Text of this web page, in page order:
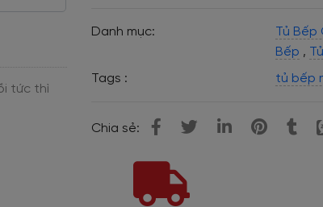
Danh mục: Tủ Bếp
Bếp ,
Tags :
tủ bếp
Chia sẻ: